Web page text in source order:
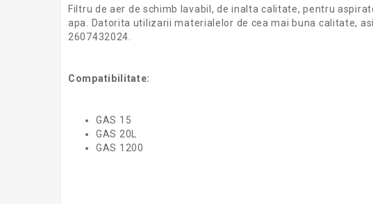
Filtru de aer de schimb lavabil, de inalta calitate, pentru
apa. Datorita utilizarii materialelor de cea mai buna calitate,
2607432024.
Compatibilitate:
GAS 15
GAS 20L
GAS 1200